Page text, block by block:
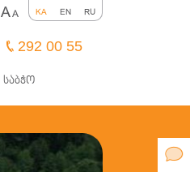
AA KA EN RU
292 00 55
საბჭო